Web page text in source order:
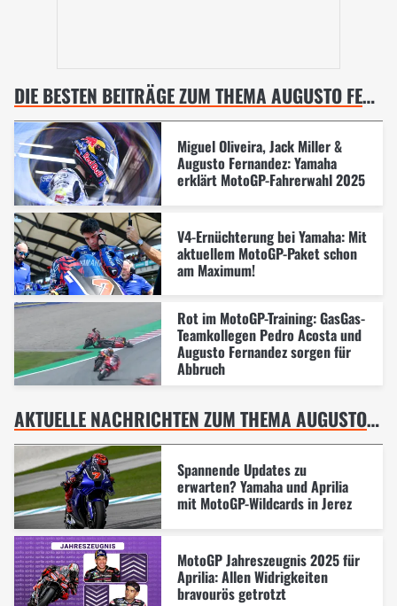
DIE BESTEN BEITRÄGE ZUM THEMA AUGUSTO FERNANDEZ
Miguel Oliveira, Jack Miller &
Augusto Fernandez: Yamaha
erklärt MotoGP-Fahrerwahl 2025
V4-Ernüchterung bei Yamaha: Mit
aktuellem MotoGP-Paket schon
am Maximum!
Rot im MotoGP-Training: GasGas-
Teamkollegen Pedro Acosta und
Augusto Fernandez sorgen für
Abbruch
AKTUELLE NACHRICHTEN ZUM THEMA AUGUSTO FERNANDEZ
Spannende Updates zu
erwarten? Yamaha und Aprilia
mit MotoGP-Wildcards in Jerez
MotoGP Jahreszeugnis 2025 für
Aprilia: Allen Widrigkeiten
bravourös getrotzt